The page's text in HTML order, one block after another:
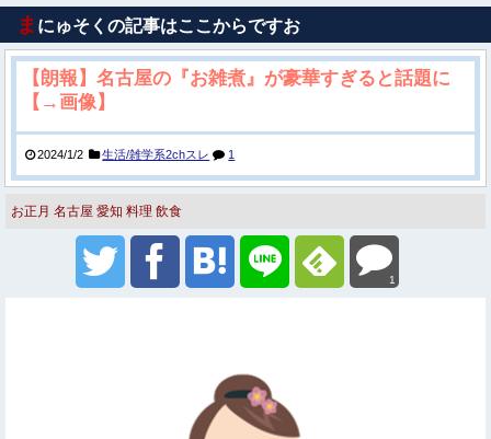
ま にゅそくの記事はここからですお
【朗報】名古屋の『お雑煮』が豪華すぎると話題に
【→画像】
2024/1/2 生活/雑学系2chスレ 1
お正月 名古屋 愛知 料理 飲食
1